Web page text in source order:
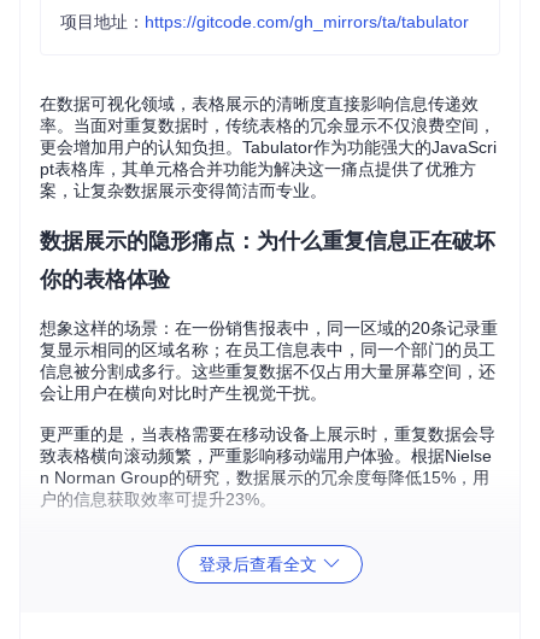
项目地址： https://gitcode.com/gh_mirrors/ta/tabulator
在数据可视化领域，表格展示的清晰度直接影响信息传递效
率。当面对重复数据时，传统表格的冗余显示不仅浪费空间，
更会增加用户的认知负担。Tabulator作为功能强大的JavaScri
pt表格库，其单元格合并功能为解决这一痛点提供了优雅方
案，让复杂数据展示变得简洁而专业。
数据展示的隐形痛点：为什么重复信息正在破坏
你的表格体验
想象这样的场景：在一份销售报表中，同一区域的20条记录重
复显示相同的区域名称；在员工信息表中，同一个部门的员工
信息被分割成多行。这些重复数据不仅占用大量屏幕空间，还
会让用户在横向对比时产生视觉干扰。
更严重的是，当表格需要在移动设备上展示时，重复数据会导
致表格横向滚动频繁，严重影响移动端用户体验。根据Nielse
n Norman Group的研究，数据展示的冗余度每降低15%，用
户的信息获取效率可提升23%。
核心价值解析：单元格合并如何重塑数据呈现逻
登录后查看全文